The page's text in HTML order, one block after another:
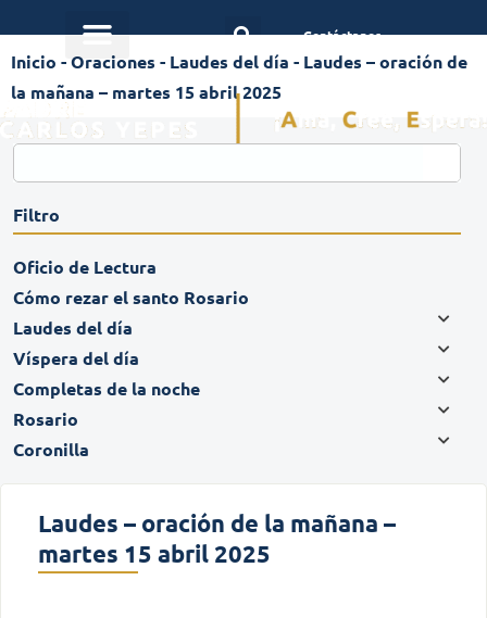
Contáctanos
Inicio -Oraciones - Laudes del día - Laudes – oración de
la mañana – martes 15 abril 2025
Filtro
Oficio de Lectura
Cómo rezar el santo Rosario
Laudes del día
Víspera del día
Completas de la noche
Rosario
Coronilla
Laudes – oración de la mañana –
martes 15 abril 2025